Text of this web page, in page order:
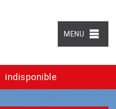
MENU
indisponible